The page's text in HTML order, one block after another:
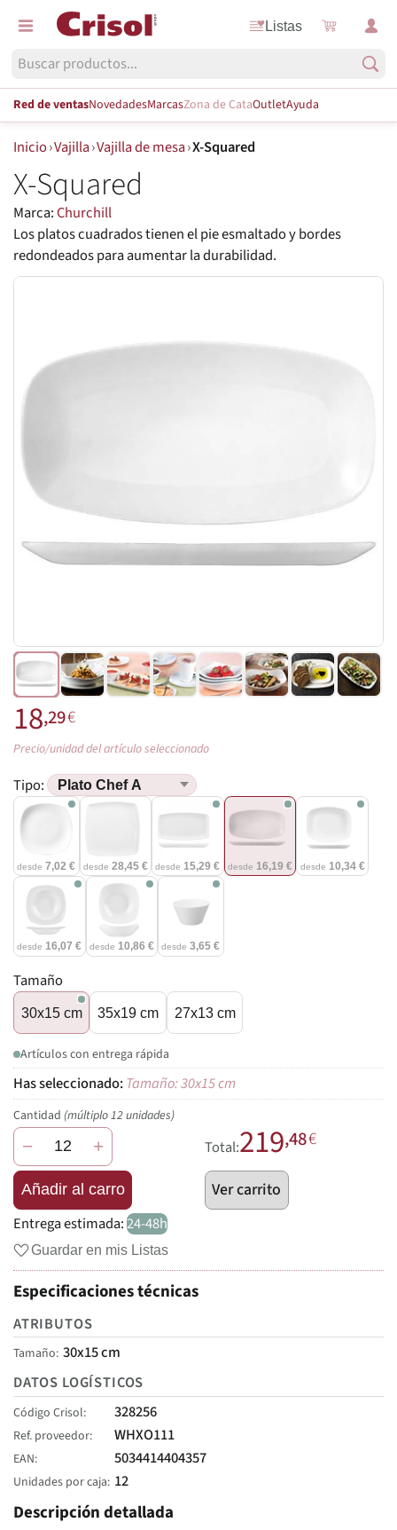
Listas
Red de ventasNovedadesMarcasZona de CataOutletAyuda
Inicio›Vajilla›Vajilla de mesa›X-Squared
X-Squared
Marca:Churchill
Los platos cuadrados tienen el pie esmaltado y bordes
redondeados para aumentar la durabilidad.
18,29€
Precio/unidad del artículo seleccionado
Tipo:
desde 7,02 € desde 28,45 € desde 15,29 € desde 16,19 € desde 10,34 €
desde16,07 € desde 10,86 € desde3,65 €
Tamaño
30x15 cm 35x19 cm 27x13 cm
Artículos con entrega rápida
Tamaño: 30x15 cm
Cantidad (múltiplo 12 unidades)
− +
Añadir al carro
Total:219,48€
Ver carrito
Entrega estimada:24-48h
Guardar en mis Listas
Especificaciones técnicas
ATRIBUTOS
Tamaño 30x15 cm
DATOS LOGÍSTICOS
Código Crisol 328256
Ref. proveedor WHXO111
EAN 5034414404357
Unidades por caja 12
Descripción detallada